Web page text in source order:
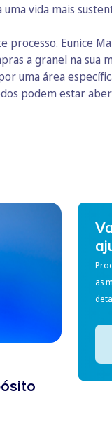
vida mais
Eunice
a granel na sua
uma área
podem estar
as